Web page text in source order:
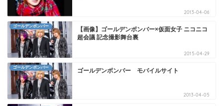
2013-04-06
ゴールデンボンバー
【画像】ゴールデンボンバー×仮面女子 ニコニコ
超会議 記念撮影舞台裏
2015-04-29
ゴールデンボンバー ゴールデンボンバー モバイルサイト
2013-04-05